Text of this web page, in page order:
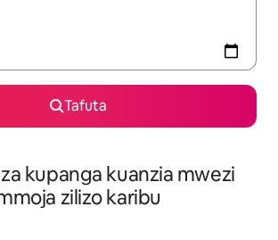
Tafuta
kupanga kuanzia mwezi
zilizo karibu